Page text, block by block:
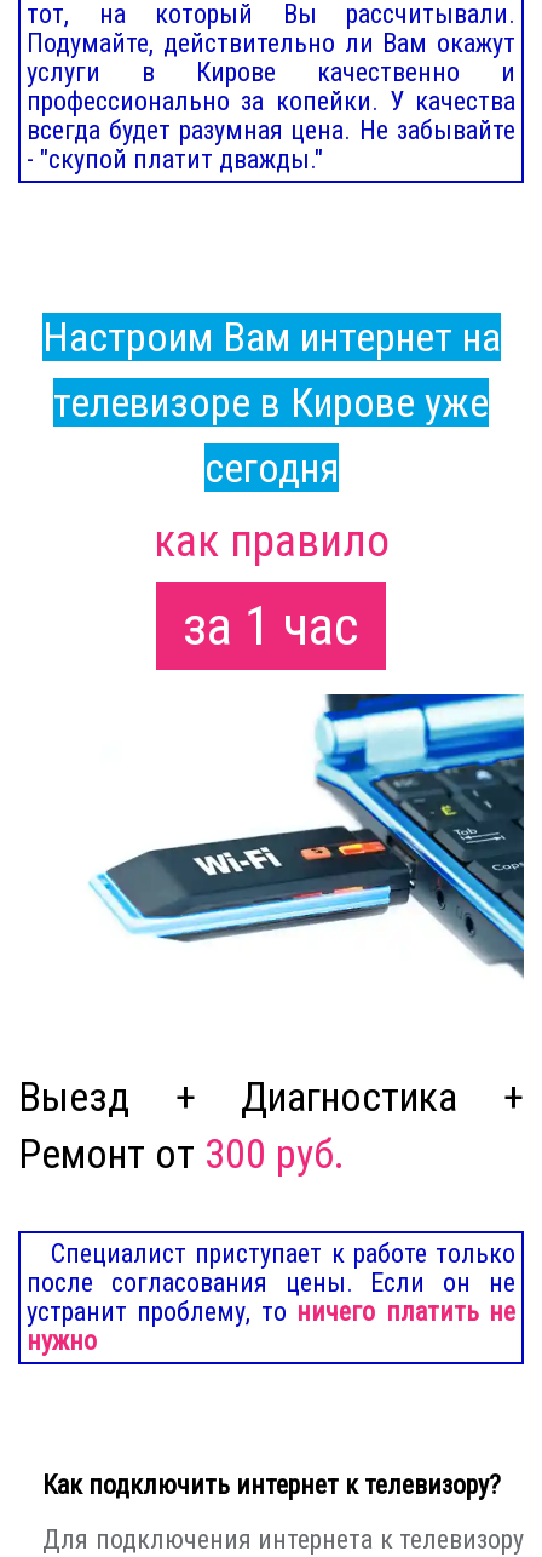
тот, на который Вы рассчитывали.
Подумайте, действительно ли Вам окажут
услуги в Кирове качественно и
профессионально за копейки. У качества
всегда будет разумная цена. Не забывайте
- "скупой платит дважды."
Настроим Вам интернет на
телевизоре в Кирове уже
сегодня
как правило
за 1 час
Выезд + Диагностика +
Ремонт от 300 руб.
Специалист приступает к работе только
после согласования цены. Если он не
устранит проблему, то ничего платить не
нужно
Как подключить интернет к телевизору?
Для подключения интернета к телевизору